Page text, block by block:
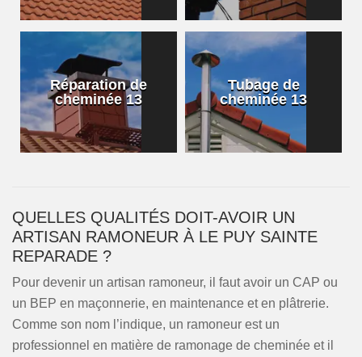
Réparation de
cheminée 13
Tubage de
cheminée 13
QUELLES QUALITÉS DOIT-AVOIR UN
ARTISAN RAMONEUR À LE PUY SAINTE
REPARADE ?
Pour devenir un artisan ramoneur, il faut avoir un CAP ou
un BEP en maçonnerie, en maintenance et en plâtrerie.
Comme son nom l’indique, un ramoneur est un
professionnel en matière de ramonage de cheminée et il